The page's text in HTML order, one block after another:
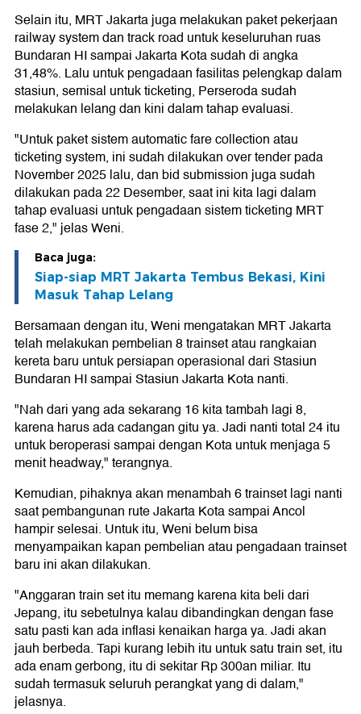
Selain itu, MRT Jakarta juga melakukan paket pekerjaan
railway system dan track road untuk keseluruhan ruas
Bundaran HI sampai Jakarta Kota sudah di angka
31,48%. Lalu untuk pengadaan fasilitas pelengkap dalam
stasiun, semisal untuk ticketing, Perseroda sudah
melakukan lelang dan kini dalam tahap evaluasi.
"Untuk paket sistem automatic fare collection atau
ticketing system, ini sudah dilakukan over tender pada
November 2025 lalu, dan bid submission juga sudah
dilakukan pada 22 Desember, saat ini kita lagi dalam
tahap evaluasi untuk pengadaan sistem ticketing MRT
fase 2," jelas Weni.
Baca juga:
Siap-siap MRT Jakarta Tembus Bekasi, Kini
Masuk Tahap Lelang
Bersamaan dengan itu, Weni mengatakan MRT Jakarta
telah melakukan pembelian 8 trainset atau rangkaian
kereta baru untuk persiapan operasional dari Stasiun
Bundaran HI sampai Stasiun Jakarta Kota nanti.
"Nah dari yang ada sekarang 16 kita tambah lagi 8,
karena harus ada cadangan gitu ya. Jadi nanti total 24 itu
untuk beroperasi sampai dengan Kota untuk menjaga 5
menit headway," terangnya.
Kemudian, pihaknya akan menambah 6 trainset lagi nanti
saat pembangunan rute Jakarta Kota sampai Ancol
hampir selesai. Untuk itu, Weni belum bisa
menyampaikan kapan pembelian atau pengadaan trainset
baru ini akan dilakukan.
"Anggaran train set itu memang karena kita beli dari
Jepang, itu sebetulnya kalau dibandingkan dengan fase
satu pasti kan ada inflasi kenaikan harga ya. Jadi akan
jauh berbeda. Tapi kurang lebih itu untuk satu train set, itu
ada enam gerbong, itu di sekitar Rp 300an miliar. Itu
sudah termasuk seluruh perangkat yang di dalam,"
jelasnya.